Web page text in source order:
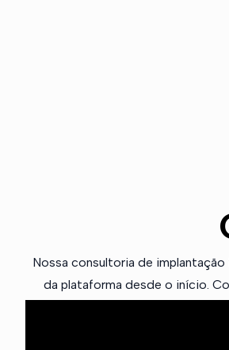
Nossa consultoria de
da plataforma desde o início.